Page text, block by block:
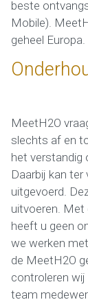
beste
Mobile).
geheel Europa.
MeetH2O
slechts af en
het verstandig
Daarbij kan
uitgevoerd.
uitvoeren. Met
heeft u geen
we werken
de MeetH2O
controleren
team